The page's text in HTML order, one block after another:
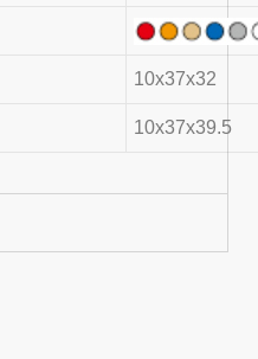
10x37x32
10x37x39.5